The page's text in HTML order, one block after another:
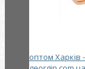
оптом Харків